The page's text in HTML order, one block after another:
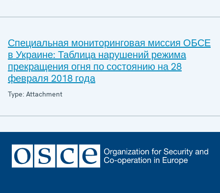
Специальная мониторинговая миссия ОБСЕ
в Украине: Таблица нарушений режима
прекращения огня по состоянию на 28
февраля 2018 года
Type: Attachment